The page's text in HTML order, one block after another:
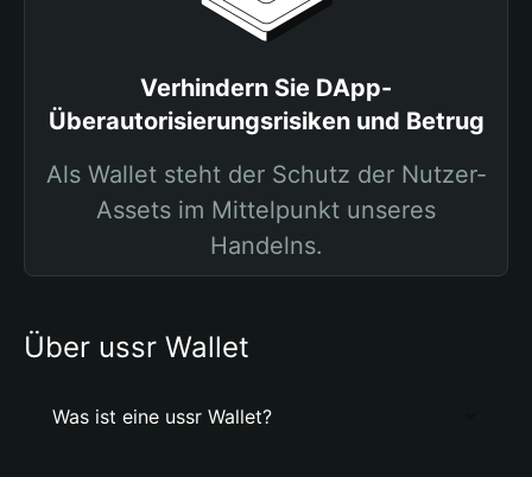
Verhindern Sie DApp-
Überautorisierungsrisiken und Betrug
Als Wallet steht der Schutz der Nutzer-
Assets im Mittelpunkt unseres
Handelns.
Über ussr Wallet
Was ist eine ussr Wallet?